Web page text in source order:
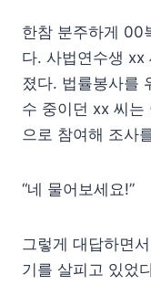
한참 분주하게 00
다. 사법연수생 xx
졌다. 법률봉사를
수 중이던 xx 씨는
으로 참여해 조사
“네 물어보세요!”
그렇게 대답하면
기를 살피고 있었